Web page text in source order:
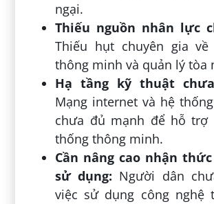
ngại.
Thiếu nguồn nhân lực
Thiếu hụt chuyên gia về
thông minh và quản lý tòa
Hạ tầng kỹ thuật
Mạng internet và hệ
chưa đủ mạnh để hỗ trợ
thống thông minh.
Cần nâng cao nhận
sử dụng: Người dân
việc sử dụng công nghệ